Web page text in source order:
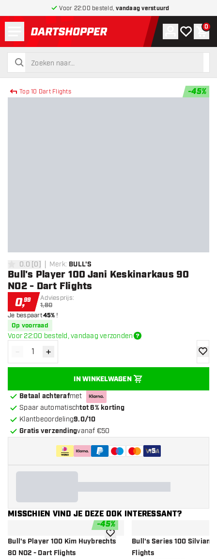
Voor 22:00 besteld,vandaag verstuurd
terug naar home pagina
zoeken
zoeken
Account
Mijn 0
Top 10 Dart Flights -45%
0 score sterren
0.0 [0] Merk: BULL'S
Bull's Player 100 Jani Keskinarkaus 90
NO2 - Dart Flights
0,99 Adviesprijs:
1,80
Je bespaart45% !
Op voorraad
Voor 22:00 besteld, vandaag verzonden
Verminder hoeveelheid
- Verhoog hoeveelheid
+
IN WINKELWAGEN
Betaal achterafmet
Spaar automatischtot 6% korting
Klantbeoordeling9.0/10
Gratis verzendingvanaf €50
+5
MISSCHIEN VIND JE DEZE OOK INTERESSANT?
-45%
Bull's Player 100 Kim Huybrechts
80 NO2 - Dart Flights
toevoegen aan verlanglijst
Bull's Series 100 Silvian
Flights